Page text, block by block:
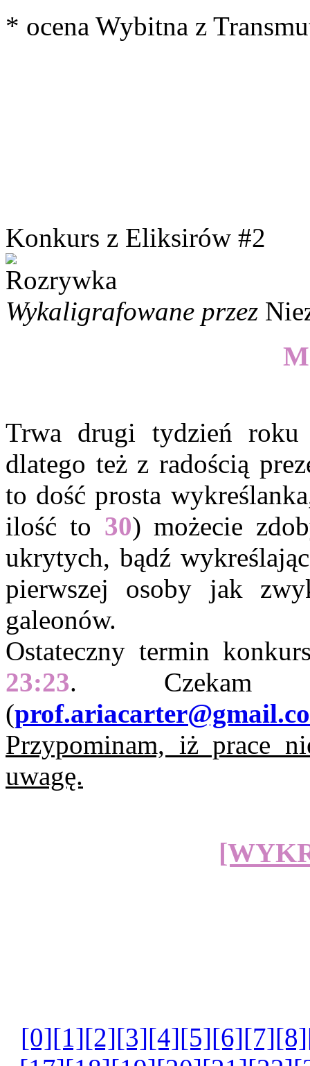
* ocena Wybitna z
Konkurs z Eliksirów #2
Wykaligrafowane przez
Trwa drugi tydzień roku
dlatego też z radością
to dość prosta
ilość to 30) możecie
ukrytych, bądź
pierwszej osoby jak
galeonów.
Ostateczny termin
23:23. Czekam
(
Przypominam, iż prace
uwagę.
[0][1][2][3][4][5][6][7][8]